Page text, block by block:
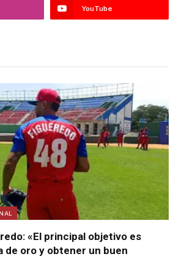
YouTube
«El principal objetivo es
de oro y obtener un buen